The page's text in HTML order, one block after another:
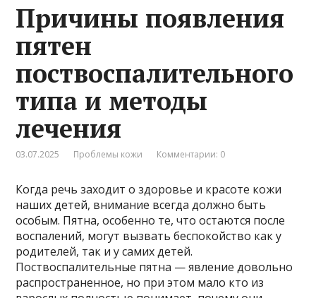
Причины появления
пятен
поствоспалительного
типа и методы
лечения
03.07.2025 Проблемы кожи Комментарии: 0
Когда речь заходит о здоровье и красоте кожи
наших детей, внимание всегда должно быть
особым. Пятна, особенно те, что остаются после
воспалений, могут вызвать беспокойство как у
родителей, так и у самих детей.
Поствоспалительные пятна — явление довольно
распространенное, но при этом мало кто из